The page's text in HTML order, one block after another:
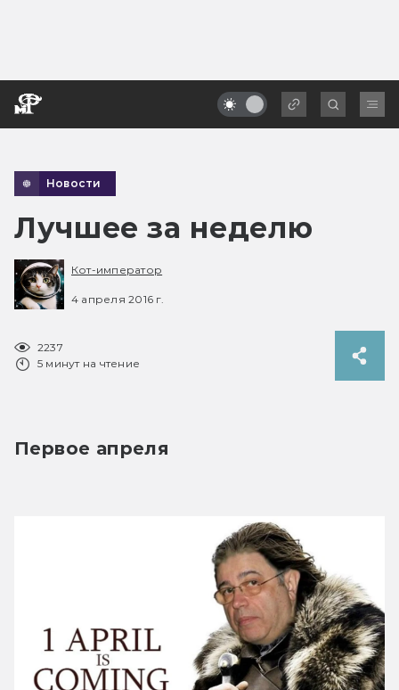
Новости
Лучшее за неделю
Кот-император
4 апреля 2016 г.
2237
5 минут на чтение
Первое апреля